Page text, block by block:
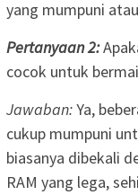
yang mumpuni
Pertanyaan 2:
cocok untuk
Jawaban:Ya,
cukup mumpuni
biasanya dibekali
RAM yang lega,